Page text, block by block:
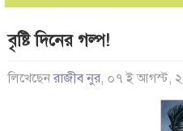
বৃষ্টি দিনের গল্প!
লিখেছেনরাজীব নুর, ০৭ ই আগস্ট,